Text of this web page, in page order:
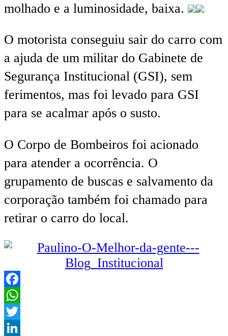
molhado e a luminosidade, baixa.
O motorista conseguiu sair do carro com
a ajuda de um militar do Gabinete de
Segurança Institucional (GSI), sem
ferimentos, mas foi levado para GSI
para se acalmar após o susto.
O Corpo de Bombeiros foi acionado
para atender a ocorrência. O
grupamento de buscas e salvamento da
corporação também foi chamado para
retirar o carro do local.
Facebook
WhatsApp
Twitter